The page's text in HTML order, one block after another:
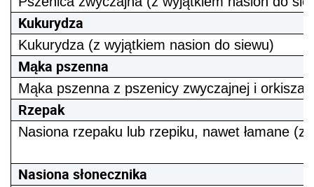
Kukurydza
Kukurydza (z wyjątkiem nasion do siewu)
Mąka pszenna
Mąka pszenna z pszenicy zwyczajnej i orkisza
Rzepak
Nasiona rzepaku lub rzepiku, nawet łamane (z
Nasiona słonecznika